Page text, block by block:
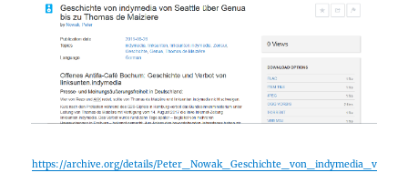
https://archive.org/details/Peter_Nowak_Geschichte_von_indymedia_v